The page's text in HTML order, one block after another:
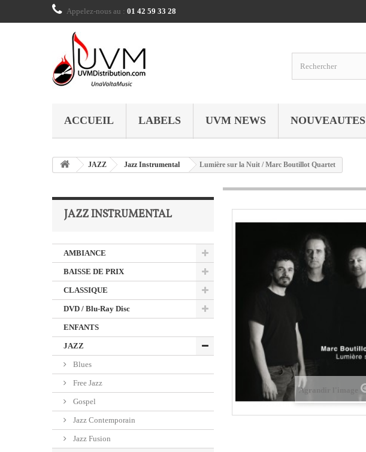
Appelez-nous au : 01 42 59 33 28
ACCUEIL LABELS UVM NEWS NOUVEAUTES
JAZZ Jazz Instrumental Lumière sur la Nuit / Marc Boutillot Quartet
JAZZ INSTRUMENTAL
AMBIANCE
BAISSE DE PRIX
CLASSIQUE
DVD / Blu-Ray Disc
ENFANTS
JAZZ
Blues
Free Jazz
Gospel
Jazz Contemporain
Jazz Fusion
Agrandir l'image